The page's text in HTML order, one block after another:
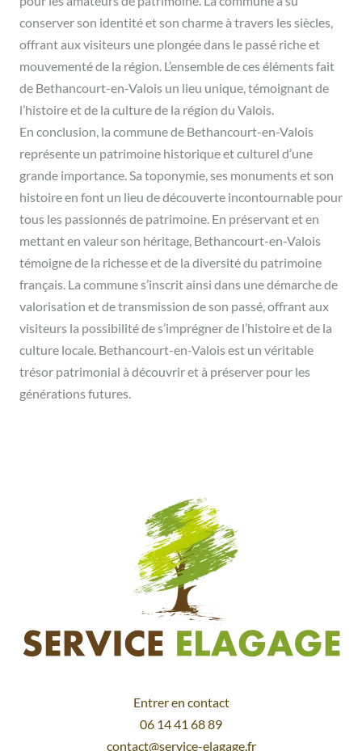
conserver son identité et son charme à travers les siècles,
offrant aux visiteurs une plongée dans le passé riche et
mouvementé de la région. L’ensemble de ces éléments fait
de Bethancourt-en-Valois un lieu unique, témoignant de
l’histoire et de la culture de la région du Valois.
En conclusion, la commune de Bethancourt-en-Valois
représente un patrimoine historique et culturel d’une
grande importance. Sa toponymie, ses monuments et son
histoire en font un lieu de découverte incontournable pour
tous les passionnés de patrimoine. En préservant et en
mettant en valeur son héritage, Bethancourt-en-Valois
témoigne de la richesse et de la diversité du patrimoine
français. La commune s’inscrit ainsi dans une démarche de
valorisation et de transmission de son passé, offrant aux
visiteurs la possibilité de s’imprégner de l’histoire et de la
culture locale. Bethancourt-en-Valois est un véritable
trésor patrimonial à découvrir et à préserver pour les
générations futures.
Entrer en contact
06 14 41 68 89
contact@service-elagage.fr